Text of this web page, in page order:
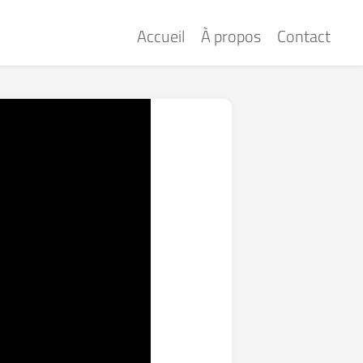
Accueil À propos Contact